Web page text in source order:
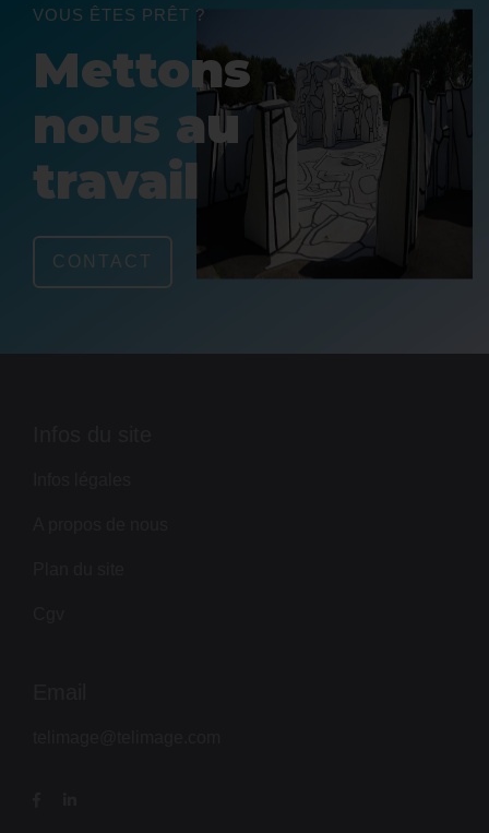
VOUS ÊTES PRÊT ?
Mettons
nous au
travail
CONTACT